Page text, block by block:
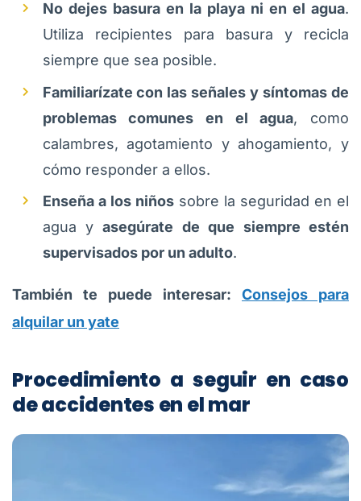
No dejes basura en la playa ni en el agua.
Utiliza recipientes para basura y recicla
siempre que sea posible.
Familiarízate con las señales y síntomas de
problemas comunes en el agua, como
calambres, agotamiento y ahogamiento, y
cómo responder a ellos.
Enseña a los niñossobre la seguridad en el
agua yasegúrate de que siempre estén
supervisados por un adulto.
También te puede interesar: Consejos para
alquilar un yate
Procedimiento a seguir en caso
de accidentes en el mar